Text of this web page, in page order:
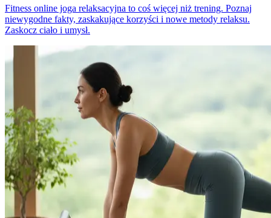
Fitness online joga relaksacyjna to coś więcej niż trening. Poznaj
niewygodne fakty, zaskakujące korzyści i nowe metody relaksu.
Zaskocz ciało i umysł.